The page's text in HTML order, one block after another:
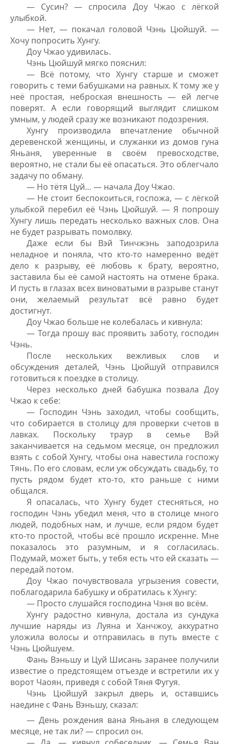
— Сусин? — спросила Доу Чжао с лёгкой
улыбкой.
— Нет, — покачал головой Чэнь Цюйшуй. —
Хочу попросить Хунгу.
Доу Чжао удивилась.
Чэнь Цюйшуй мягко пояснил:
— Всё потому, что Хунгу старше и сможет
говорить с теми бабушками на равных. К тому же у
неё простая, неброская внешность — ей легче
поверят. А если говорящий выглядит слишком
умным, у людей сразу же возникают подозрения.
Хунгу производила впечатление обычной
деревенской женщины, и служанки из домов гуна
Яньаня, уверенные в своём превосходстве,
вероятно, не стали бы её опасаться. Это облегчало
задачу по обману.
— Но тётя Цуй… — начала Доу Чжао.
— Не стоит беспокоиться, госпожа, — с лёгкой
улыбкой перебил её Чэнь Цюйшуй. — Я попрошу
Хунгу лишь передать несколько важных слов. Она
не будет разрывать помолвку.
Даже если бы Вэй Тинчжэнь заподозрила
неладное и поняла, что кто-то намеренно ведёт
дело к разрыву, её любовь к брату, вероятно,
заставила бы её самой настоять на отмене брака.
И пусть в глазах всех виноватыми в разрыве станут
они, желаемый результат всё равно будет
достигнут.
Доу Чжао больше не колебалась и кивнула:
— Тогда прошу вас проявить заботу, господин
Чэнь.
После нескольких вежливых слов и
обсуждения деталей, Чэнь Цюйшуй отправился
готовиться к поездке в столицу.
Через несколько дней бабушка позвала Доу
Чжао к себе:
— Господин Чэнь заходил, чтобы сообщить,
что собирается в столицу для проверки счетов в
лавках. Поскольку траур в семье Вэй
заканчивается на седьмом месяце, он предложил
взять с собой Хунгу, чтобы она навестила госпожу
Тянь. По его словам, если уж обсуждать свадьбу, то
пусть рядом будет кто-то, кто раньше с ними
общался.
Я опасалась, что Хунгу будет стесняться, но
господин Чэнь убедил меня, что в столице много
людей, подобных нам, и лучше, если рядом будет
кто-то простой, чтобы всё прошло искренне. Мне
показалось это разумным, и я согласилась.
Подумай, может быть, у тебя есть что ей сказать —
передай потом.
Доу Чжао почувствовала угрызения совести,
поблагодарила бабушку и обратилась к Хунгу:
— Просто слушайся господина Чэня во всём.
Хунгу радостно кивнула, достала из сундука
лучшие наряды из Луяна и Ханчжоу, аккуратно
уложила волосы и отправилась в путь вместе с
Чэнь Цюйшуем.
Фань Вэньшу и Цуй Шисань заранее получили
известие о предстоящем отъезде и встретили их у
ворот Чаоян, приведя с собой Тяня Фугуя.
Чэнь Цюйшуй закрыл дверь и, оставшись
наедине с Фань Вэньшу, сказал:
— День рождения вана Яньаня в следующем
месяце, не так ли? — спросил он.